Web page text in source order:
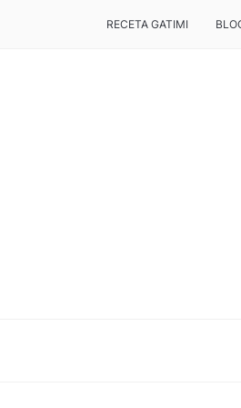
RECETA GATIMI